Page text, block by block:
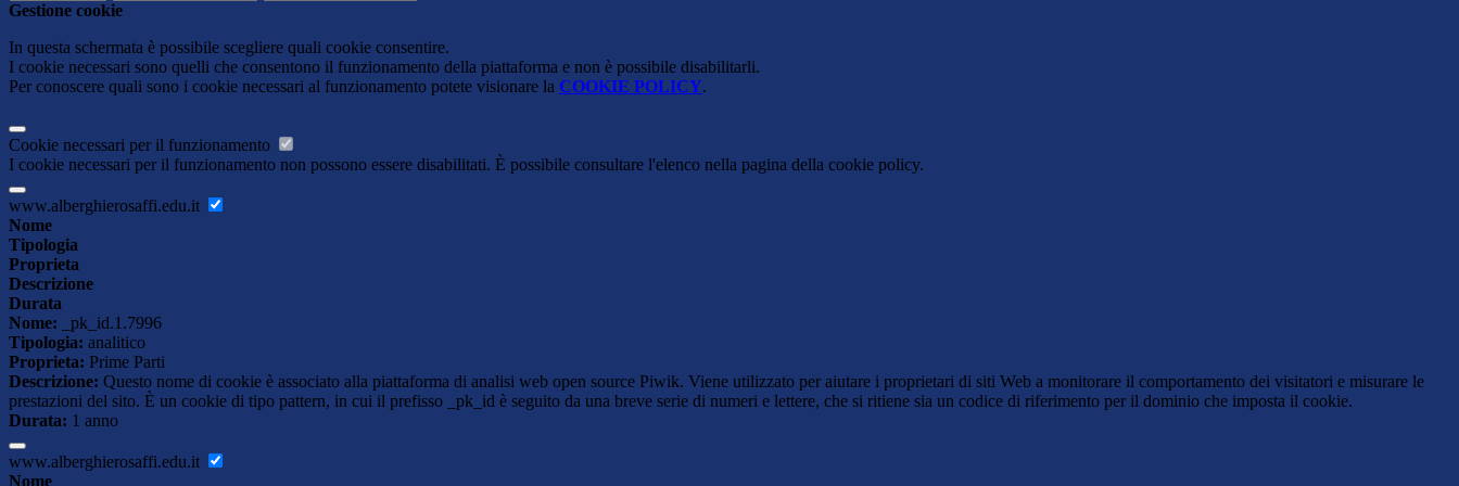
Gestione cookie
In questa schermata è possibile scegliere quali cookie consentire.
I cookie necessari sono quelli che consentono il funzionamento della piattaforma e non è possibile disabilitarli.
Per conoscere quali sono i cookie necessari al funzionamento potete visionare la COOKIE POLICY.
Cookie necessari per il funzionamento
I cookie necessari per il funzionamento non possono essere disabilitati. È possibile consultare l'elenco nella pagina della cookie policy.
www.alberghierosaffi.edu.it
Nome
Tipologia
Proprieta
Descrizione
Durata
Nome: _pk_id.1.7996
Tipologia: analitico
Proprieta: Prime Parti
Descrizione: Questo nome di cookie è associato alla piattaforma di analisi web open source Piwik. Viene utilizzato per aiutare i proprietari di siti Web a monitorare il comportamento dei visitatori e misurare le
prestazioni del sito. È un cookie di tipo pattern, in cui il prefisso _pk_id è seguito da una breve serie di numeri e lettere, che si ritiene sia un codice di riferimento per il dominio che imposta il cookie.
Durata: 1 anno
www.alberghierosaffi.edu.it
Nome